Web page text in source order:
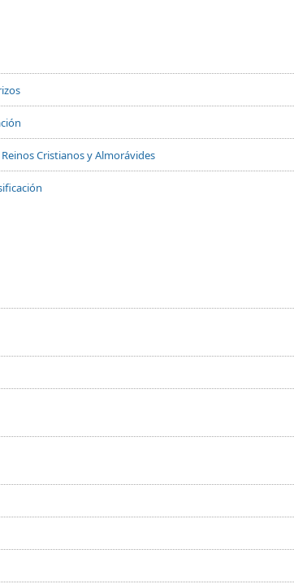
Cristianos y Almorávides